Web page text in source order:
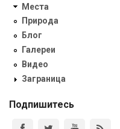
Места
Природа
Блог
Галереи
Видео
Заграница
Подпишитесь